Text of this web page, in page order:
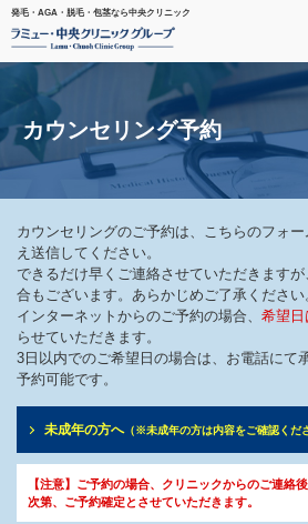
発毛・AGA・脱毛・包茎なら中央クリニック
カウンセリング予約
カウンセリングのご予約は、こちらのフォ
え送信してください。
できるだけ早くご連絡させていただきます
合もございます。あらかじめご了承ください
インターネットからのご予約の場合、 希望日
らせていただきます。
3日以内でのご希望日の場合は、お電話にて
予約可能です。
未成年の方へ（※未成年の方は内容をご確認くだ
【注意】ご予約の場合、クリニックからのご連絡
次第、ご予約確定とさせていただきます。